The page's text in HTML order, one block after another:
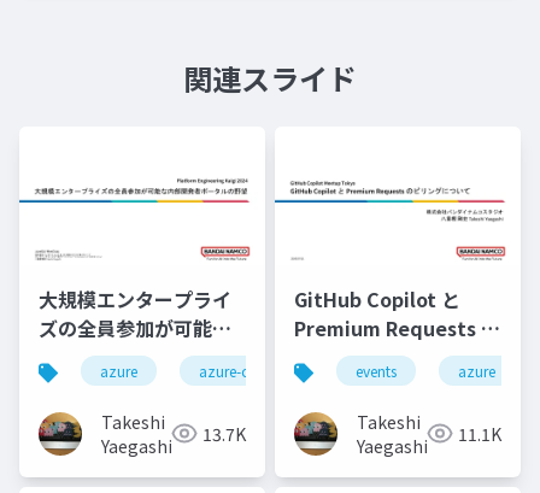
関連スライド
大規模エンタープライ
ズの全員参加が可能な
内部開発者ポータルの
野望
azure azure-container-apps microsoft-entra-id
Takeshi
Yaegashi
13.7K
GitHub Copilot と
Premium Requests の
ビリングについて
events azure
Takeshi
Yaegashi
11.1K